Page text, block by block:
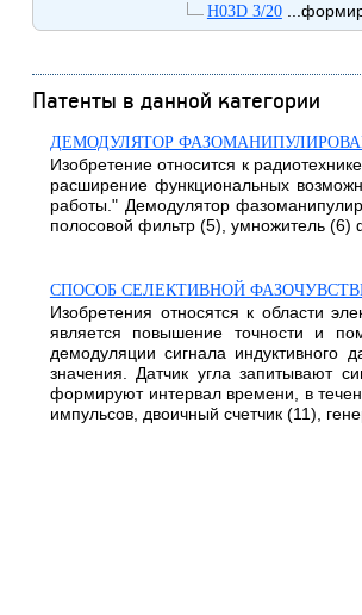
H03D 3/20
Патенты в данной категории
ДЕМОДУЛЯТОР
Изобретение относится к
расширение функциональных
работы." Демодулятор
полосовой фильтр (5), умножитель (6)
СПОСОБ СЕЛЕКТИВНОЙ
Изобретения относятся к области
является повышение точности и
демодуляции сигнала индуктивного
значения. Датчик угла запитывают
формируют интервал времени, в
импульсов, двоичный счетчик (11),